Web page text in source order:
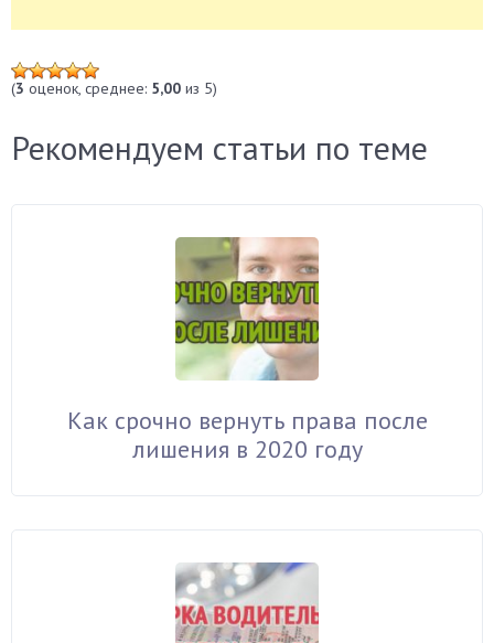
(3 оценок, среднее: 5,00 из 5)
Рекомендуем статьи по теме
Как срочно вернуть права после
лишения в 2020 году